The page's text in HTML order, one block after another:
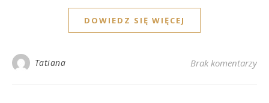
DOWIEDZ SIĘ WIĘCEJ
Tatiana Brak komentarzy